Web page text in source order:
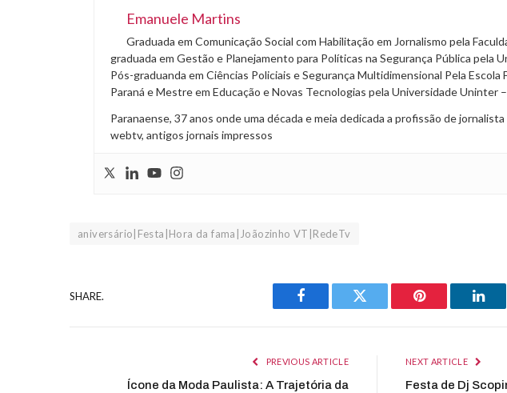
Emanuele Martins
Graduada em Comunicação Social com Habilitação em Jornalismo pela
graduada em Gestão e Planejamento para Políticas na Segurança Pública pela
Pós-graduanda em Ciências Policiais e Segurança Multidimensional Pela Escola
Paraná e Mestre em Educação e Novas Tecnologias pela Universidade Uninter
Paranaense, 37 anos onde uma década e meia dedicada a profissão de
webtv, antigos jornais impressos
aniversário|Festa|Hora da fama|Joãozinho VT|RedeTv
SHARE.
Facebook Twitter Pinterest
PREVIOUS ARTICLE
Ícone da Moda Paulista: A Trajetória da
NEXT ARTICLE
Festa de Dj